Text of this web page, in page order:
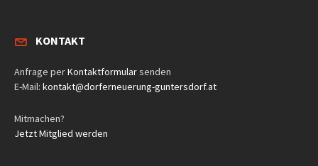
KONTAKT
Anfrage perKontaktformularsenden
E-Mail: kontakt@dorferneuerung-guntersdorf.at
Mitmachen?
Jetzt Mitglied werden